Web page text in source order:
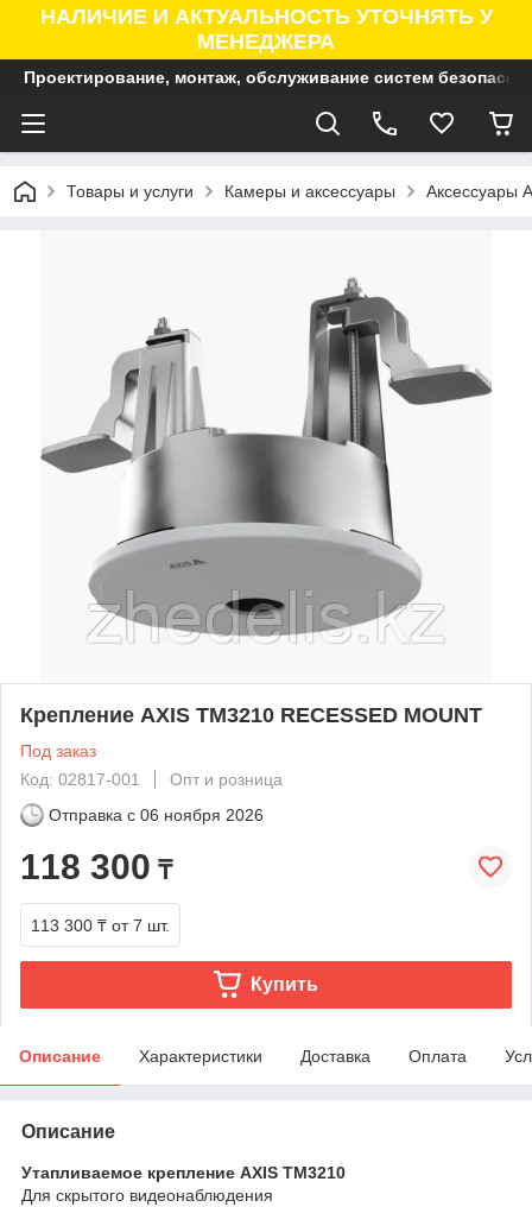
НАЛИЧИЕ И АКТУАЛЬНОСТЬ УТОЧНЯТЬ У
МЕНЕДЖЕРА
Проектирование, монтаж, обслуживание систем
Товары и услуги Камеры и аксессуары Аксессуары
Крепление AXIS TM3210 RECESSED MOUNT
Под заказ
Код: 02817-001
Опт и розница
Отправка с 06 ноября 2026
118 300 ₸
113 300 ₸ от 7 шт.
Купить
Описание Характеристики Доставка Оплата
Описание
Утапливаемое крепление AXIS TM3210
Для скрытого видеонаблюдения